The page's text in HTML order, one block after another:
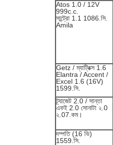
Atos 1.0 / 12V
999c.c.
সান্ট্রো 1.1 1086.সি.
Amila
Getz / ম্যাট্রিক্স 1.6
Elantra / Accent /
Excel 1.6 (16V)
1599.সি.
ট্র্যাজেট 2.0 / সান্তা
এফই 2.0 সোনাটা ২.0
২.07.কম।
দম্পতি (16 ভি)
1559.সি.